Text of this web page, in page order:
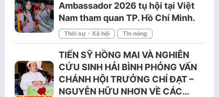
Ambassador 2026 tụ hội tại Việt
Nam tham quan TP. Hồ Chí Minh.
Thời sự - Xã hội Tin nóng
TIẾN SỸ HỒNG MAI VÀ NGHIÊN
CỨU SINH HẢI BÌNH PHỎNG VẤN
CHÁNH HỘI TRƯỞNG CHÍ ĐẠT –
NGUYỄN HỮU NHƠN VỀ CÁC…